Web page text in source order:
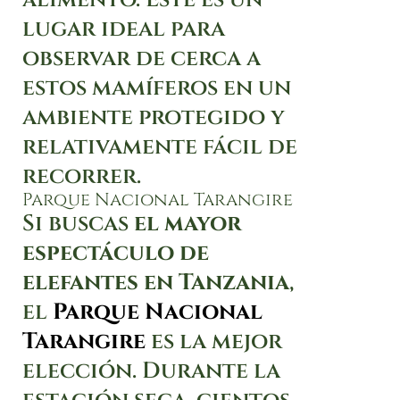
lugar ideal para
observar de cerca a
estos mamíferos en un
ambiente protegido y
relativamente fácil de
recorrer.
Parque Nacional Tarangire
Si buscas el mayor
espectáculo de
elefantes en Tanzania,
el Parque Nacional
Tarangire es la mejor
elección. Durante la